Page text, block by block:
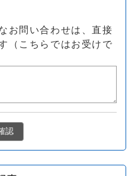
お問い合わせは、直接
（こちらではお受けで
認